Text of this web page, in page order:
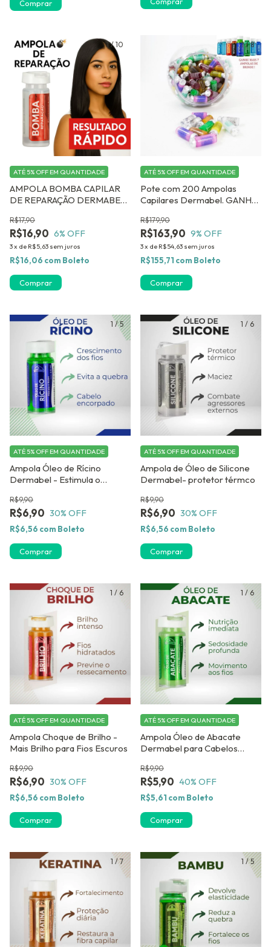
Comprar
1/10
AMPOLA BOMBA CAPILAR
DE REPARAÇÃO DERMABEL
R$16,90
R$17,90
6% OFF
3x de R$5,63 sem juros
ATÉ 5% OFF EM QUANTIDADE
R$16,06 com Boleto
Comprar
1/8
Pote com 200 Ampolas
Capilares Dermabel. GANHE
R$163,90
R$179,90
9% OFF
3x de R$54,63 sem juros
ATÉ 5% OFF EM QUANTIDADE
R$155,71 com Boleto
1 /5
Ampola Óleo de Rícino
Dermabel - Estimula o
R$6,90
R$9,90
30% OFF
ATÉ 5% OFF EM QUANTIDADE
R$6,56 com Boleto
Comprar
1 / 6
Ampola de Óleo de Silicone
Dermabel- protetor térmco
R$6,90
R$9,90
30% OFF
ATÉ 5% OFF EM QUANTIDADE
R$6,56 com Boleto
Comprar
1 / 6
Ampola Choque de Brilho -
Mais Brilho para Fios Escuros
R$6,90
R$9,90
30% OFF
ATÉ 5% OFF EM QUANTIDADE
R$6,56 com Boleto
Comprar
1 / 6
Ampola Óleo de Abacate
Dermabel para Cabelos
R$5,90
R$9,90
40% OFF
ATÉ 5% OFF EM QUANTIDADE
R$5,61 com Boleto
Comprar
1 /7 1 /5